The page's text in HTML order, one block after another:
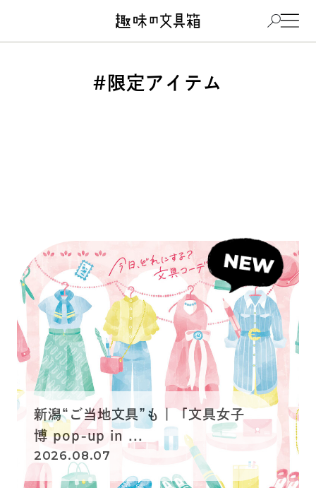
#限定アイテム
新潟“ご当地文具”も｜「文具女子
博 pop-up in ...
2026.08.07